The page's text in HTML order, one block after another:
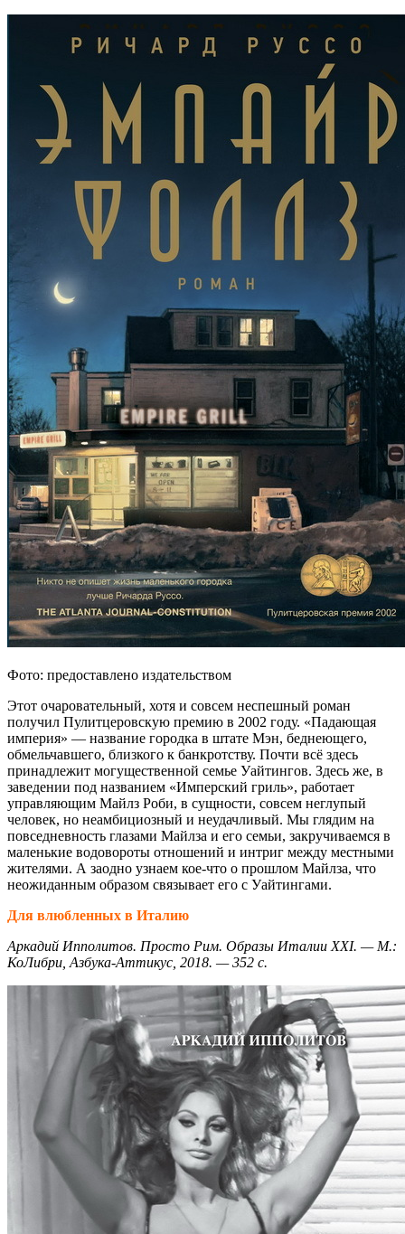
Фото: предоставлено издательством
Этот очаровательный, хотя и совсем неспешный роман
получил Пулитцеровскую премию в 2002 году. «Падающая
империя» — название городка в штате Мэн, беднеющего,
обмельчавшего, близкого к банкротству. Почти всё здесь
принадлежит могущественной семье Уайтингов. Здесь же, в
заведении под названием «Имперский гриль», работает
управляющим Майлз Роби, в сущности, совсем неглупый
человек, но неамбициозный и неудачливый. Мы глядим на
повседневность глазами Майлза и его семьи, закручиваемся в
маленькие водовороты отношений и интриг между местными
жителями. А заодно узнаем кое-что о прошлом Майлза, что
неожиданным образом связывает его с Уайтингами.
Для влюбленных в Италию
Аркадий Ипполитов. Просто Рим. Образы Италии XXI. — М.:
КоЛибри, Азбука-Аттикус, 2018. — 352 с.